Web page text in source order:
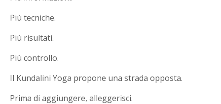
Più tecniche.
Più risultati.
Più controllo.
Il Kundalini Yoga propone una strada opposta.
Prima di aggiungere, alleggerisci.